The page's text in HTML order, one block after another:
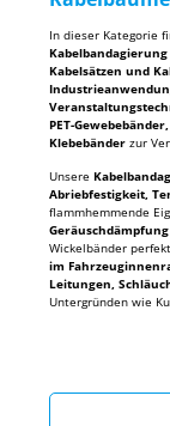
In dieser Kategorie
Kabelbandagierung
Kabelsätzen und
PET-
Klebebänder zur
Unsere
Abriebfestigkeit,
flammhemmende
Wickelbänder
im
Leitungen,
Untergründen wie